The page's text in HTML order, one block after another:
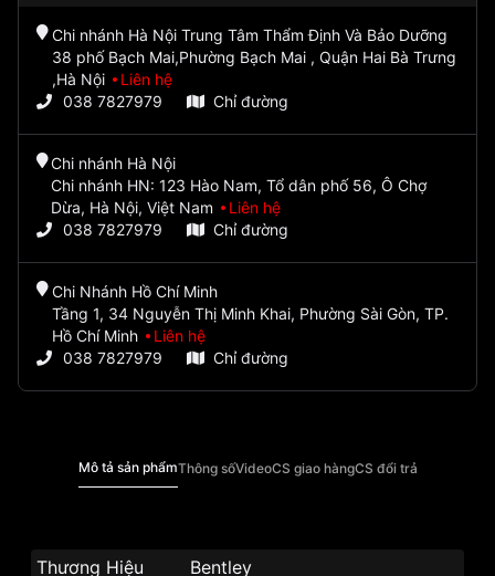
Chi nhánh Hà Nội Trung Tâm Thẩm Định Và Bảo Dưỡng
38 phố Bạch Mai,Phường Bạch Mai , Quận Hai Bà Trưng
,Hà Nội
Liên hệ
038 7827979
Chỉ đường
Chi nhánh Hà Nội
Chi nhánh HN: 123 Hào Nam, Tổ dân phố 56, Ô Chợ
Dừa, Hà Nội, Việt Nam
Liên hệ
038 7827979
Chỉ đường
Chi Nhánh Hồ Chí Minh
Tầng 1, 34 Nguyễn Thị Minh Khai, Phường Sài Gòn, TP.
Hồ Chí Minh
Liên hệ
038 7827979
Chỉ đường
Mô tả sản phẩmThông sốVideoCS giao hàngCS đổi trả
Thương Hiệu Bentley